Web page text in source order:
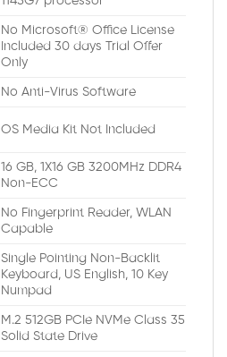
No Microsoft® Office License
Included 30 days Trial Offer
Only
No Anti-Virus Software
OS Media Kit Not Included
16 GB, 1X16 GB 3200MHz DDR4
Non-ECC
No Fingerprint Reader, WLAN
Capable
Single Pointing Non-Backlit
Keyboard, US English, 10 Key
Numpad
M.2 512GB PCIe NVMe Class 35
Solid State Drive